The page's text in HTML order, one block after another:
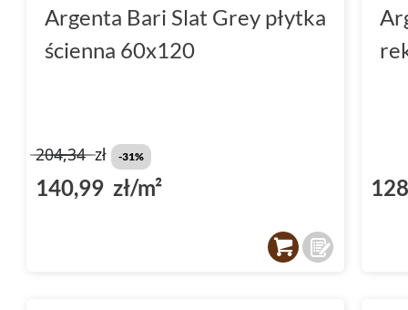
Argenta Bari Slat Grey płytka
ścienna 60x120
204,34zł -31%
140,99 zł/m²